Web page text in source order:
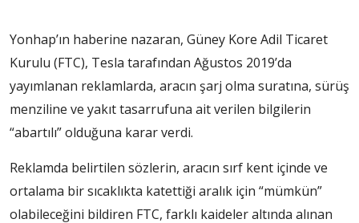
Yonhap’ın haberine nazaran, Güney Kore Adil Ticaret
Kurulu (FTC), Tesla tarafından Ağustos 2019’da
yayımlanan reklamlarda, aracın şarj olma suratına, sürüş
menziline ve yakıt tasarrufuna ait verilen bilgilerin
“abartılı” olduğuna karar verdi.
Reklamda belirtilen sözlerin, aracın sırf kent içinde ve
ortalama bir sıcaklıkta katettiği aralık için “mümkün”
olabileceğini bildiren FTC, farklı kaideler altında alınan